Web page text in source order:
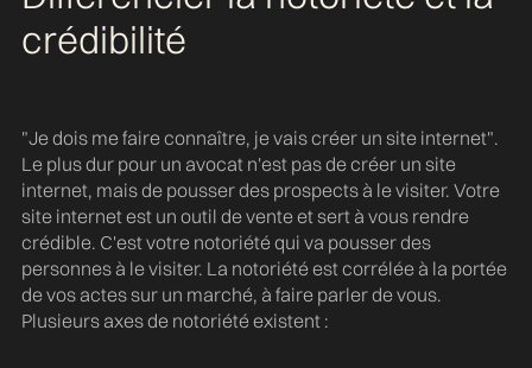
crédibilité
"Je dois me faire connaître, je vais créer un site internet".
Le plus dur pour un avocat n'est pas de créer un site
internet, mais de pousser des prospects à le visiter. Votre
site internet est un outil de vente et sert à vous rendre
crédible. C'est votre notoriété qui va pousser des
personnes à le visiter. La notoriété est corrélée à la portée
de vos actes sur un marché, à faire parler de vous.
Plusieurs axes de notoriété existent :